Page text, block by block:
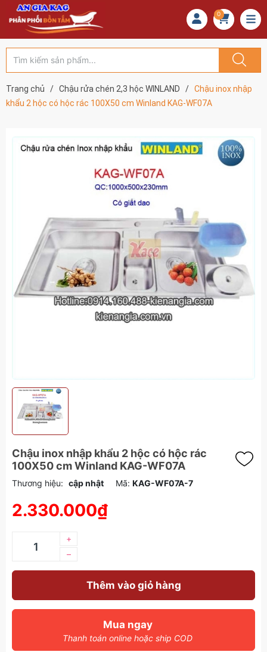
0
Trang chủ / Chậu rửa chén 2,3 hộc WINLAND / Chậu inox nhập
khẩu 2 hộc có hộc rác 100X50 cm Winland KAG-WF07A
Chậu inox nhập khẩu 2 hộc có hộc rác
100X50 cm Winland KAG-WF07A
Thương hiệu: cập nhật Mã: KAG-WF07A-7
2.330.000₫
–
+
Thêm vào giỏ hàng
Mua ngay
Thanh toán online hoặc ship COD